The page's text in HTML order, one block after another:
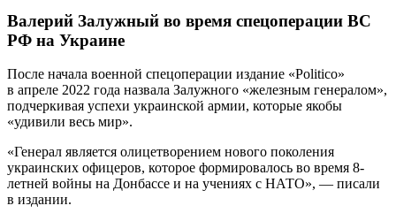
Валерий Залужный во время спецоперации ВС
РФ на Украине
После начала военной спецоперации издание «Politico»
в апреле 2022 года назвала Залужного «железным генералом»,
подчеркивая успехи украинской армии, которые якобы
«удивили весь мир».
«Генерал является олицетворением нового поколения
украинских офицеров, которое формировалось во время 8-
летней войны на Донбассе и на учениях с НАТО», — писали
в издании.